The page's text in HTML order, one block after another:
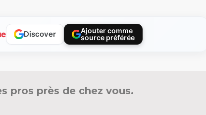
Discover
Ajouter comme
source préférée
pros près de chez vous.